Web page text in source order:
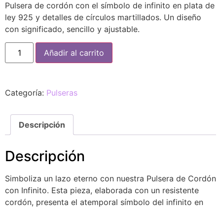
Pulsera de cordón con el símbolo de infinito en plata de
ley 925 y detalles de círculos martillados. Un diseño
con significado, sencillo y ajustable.
Añadir al carrito
Categoría: Pulseras
Descripción
Descripción
Simboliza un lazo eterno con nuestra Pulsera de Cordón
con Infinito. Esta pieza, elaborada con un resistente
cordón, presenta el atemporal símbolo del infinito en